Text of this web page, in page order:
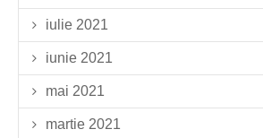
iulie 2021
iunie 2021
mai 2021
martie 2021